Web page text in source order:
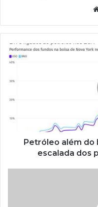
Petróleo além do
escalada dos